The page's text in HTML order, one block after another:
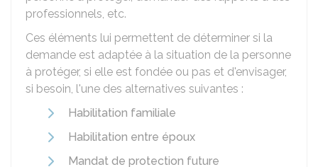
professionnels, etc.
Ces éléments lui permettent de déterminer si la
demande est adaptée à la situation de la personne
à protéger, si elle est fondée ou pas et d'envisager,
si besoin, l'une des alternatives suivantes :
Habilitation familiale
Habilitation entre époux
Mandat de protection future